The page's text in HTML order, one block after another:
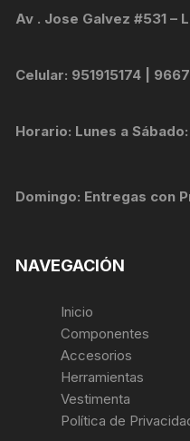
Av . Jose Galvez #531 –
Celular: 951915174 |
Horario: Lunes a
Domingo: Entregas con
NAVEGACIÓN
Inicio
Componentes
Accesorios
Herramientas
Vestimenta
Política de